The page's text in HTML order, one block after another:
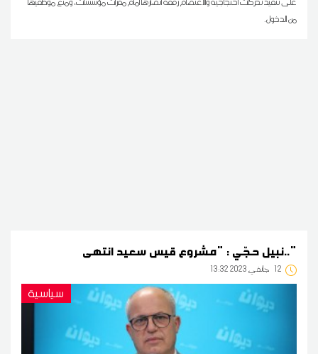
من الدخول.
نبيل حجّي : "مشروع قيس سعيد انتهى.."
12 13:32 2023 جانفي
سياسية